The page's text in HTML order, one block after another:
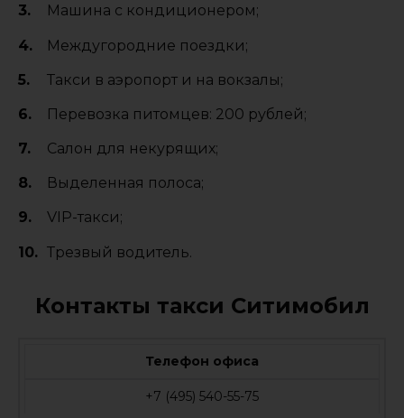
Машина с кондиционером;
Междугородние поездки;
Такси в аэропорт и на вокзалы;
Перевозка питомцев: 200 рублей;
Салон для некурящих;
Выделенная полоса;
VIP-такси;
Трезвый водитель.
Контакты такси Ситимобил
Телефон офиса
+7 (495) 540-55-75